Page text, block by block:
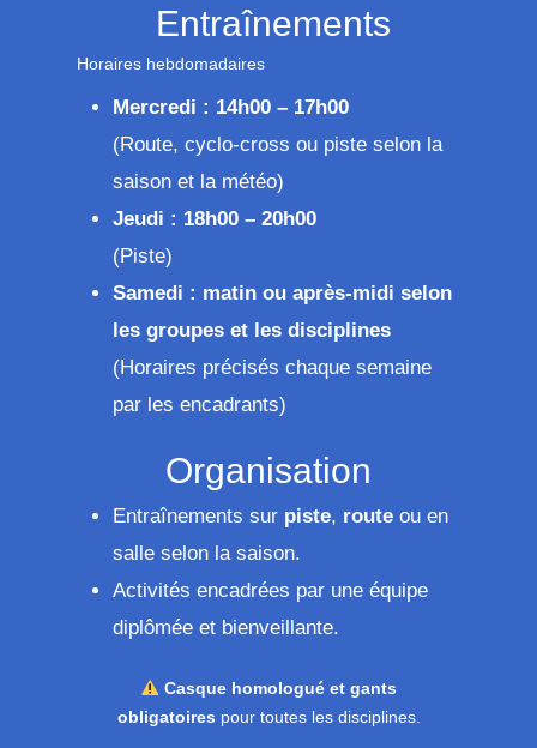
Entraînements
Horaires hebdomadaires
Mercredi : 14h00 – 17h00
(Route, cyclo-cross ou piste selon la
saison et la météo)
Jeudi : 18h00 – 20h00
(Piste)
Samedi : matin ou après-midi selon
les groupes et les disciplines
(Horaires précisés chaque semaine
par les encadrants)
Organisation
Entraînements sur piste, route ou en
salle selon la saison.
Activités encadrées par une équipe
diplômée et bienveillante.
Casque homologué et gants
obligatoires pour toutes les disciplines.